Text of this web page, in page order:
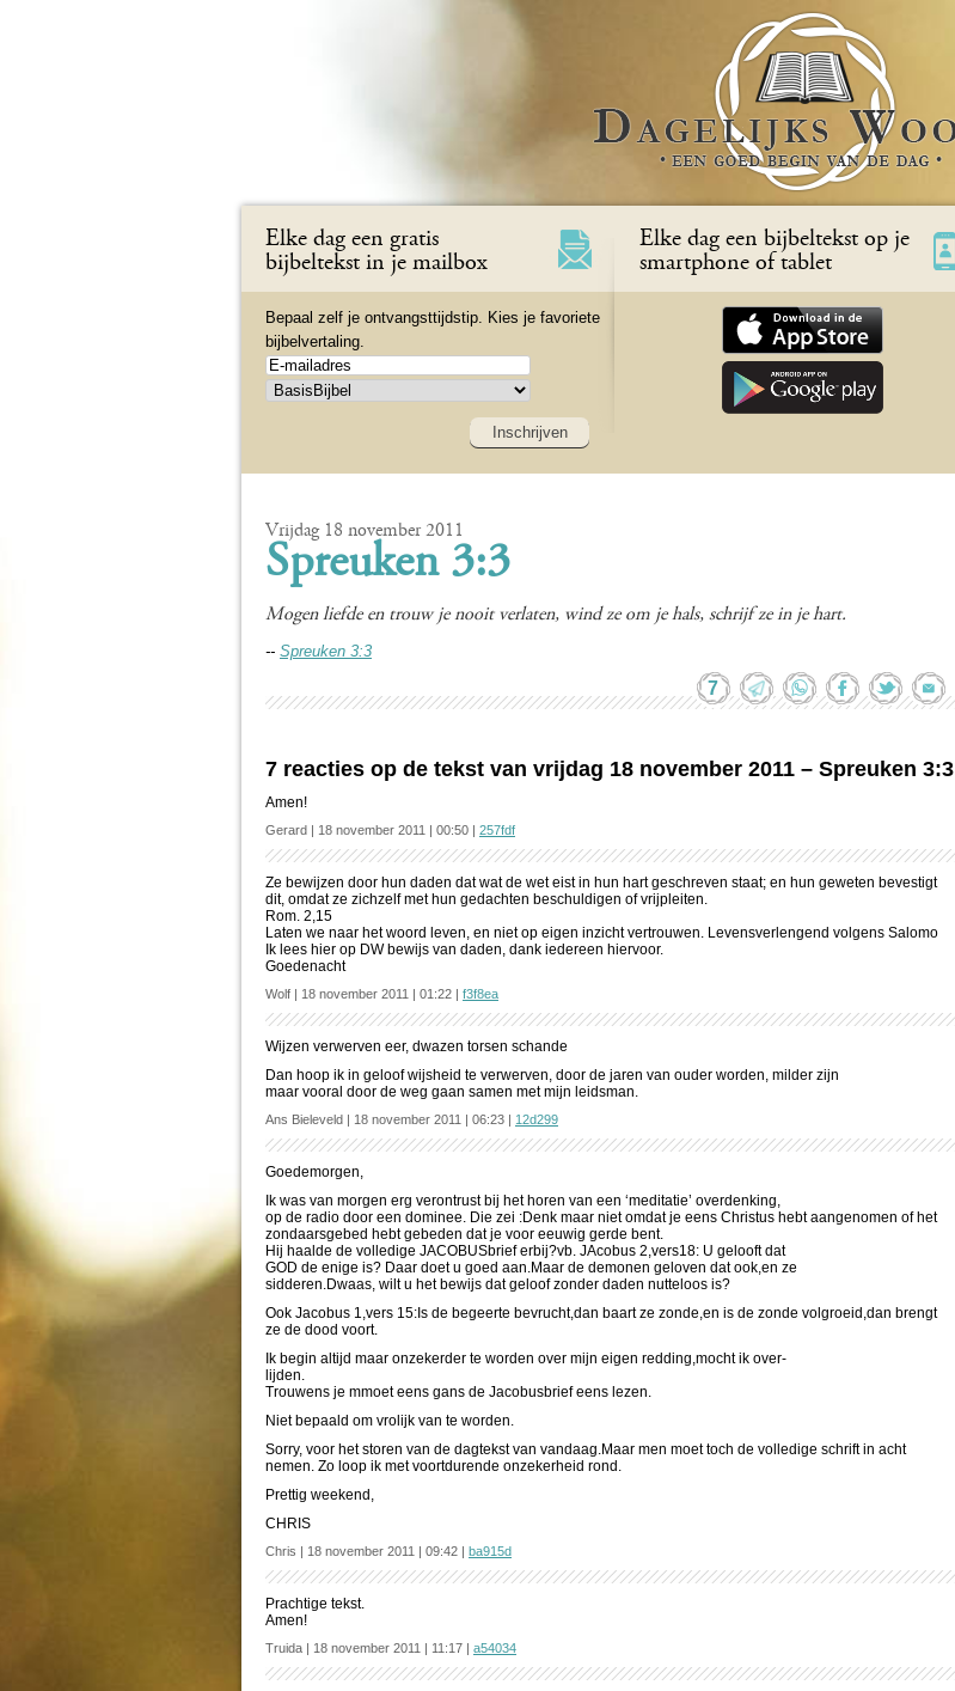
Elke dag een gratis
bijbeltekst in je mailbox
Bepaal zelf je ontvangsttijdstip. Kies je favoriete
bijbelvertaling.
Inschrijven
Elke dag een bijbeltekst op je
smartphone of tablet
Vrijdag 18 november 2011
Spreuken 3:3
Mogen liefde en trouw je nooit verlaten, wind ze om je hals, schrijf ze in je hart.
-- Spreuken 3:3
7
7 reacties op de tekst van vrijdag 18 november 2011 – Spreuken 3:3
Amen!
Gerard | 18 november 2011 | 00:50 | 257fdf
Ze bewijzen door hun daden dat wat de wet eist in hun hart geschreven staat; en hun geweten bevestigt
dit, omdat ze zichzelf met hun gedachten beschuldigen of vrijpleiten.
Rom. 2,15
Laten we naar het woord leven, en niet op eigen inzicht vertrouwen. Levensverlengend volgens Salomo
Ik lees hier op DW bewijs van daden, dank iedereen hiervoor.
Goedenacht
Wolf | 18 november 2011 | 01:22 | f3f8ea
Wijzen verwerven eer, dwazen torsen schande
Dan hoop ik in geloof wijsheid te verwerven, door de jaren van ouder worden, milder zijn
maar vooral door de weg gaan samen met mijn leidsman.
Ans Bieleveld | 18 november 2011 | 06:23 | 12d299
Goedemorgen,
Ik was van morgen erg verontrust bij het horen van een ‘meditatie’ overdenking,
op de radio door een dominee. Die zei :Denk maar niet omdat je eens Christus hebt aangenomen of het
zondaarsgebed hebt gebeden dat je voor eeuwig gerde bent.
Hij haalde de volledige JACOBUSbrief erbij?vb. JAcobus 2,vers18: U gelooft dat
GOD de enige is? Daar doet u goed aan.Maar de demonen geloven dat ook,en ze
sidderen.Dwaas, wilt u het bewijs dat geloof zonder daden nutteloos is?
Ook Jacobus 1,vers 15:Is de begeerte bevrucht,dan baart ze zonde,en is de zonde volgroeid,dan brengt
ze de dood voort.
Ik begin altijd maar onzekerder te worden over mijn eigen redding,mocht ik over-
lijden.
Trouwens je mmoet eens gans de Jacobusbrief eens lezen.
Niet bepaald om vrolijk van te worden.
Sorry, voor het storen van de dagtekst van vandaag.Maar men moet toch de volledige schrift in acht
nemen. Zo loop ik met voortdurende onzekerheid rond.
Prettig weekend,
CHRIS
Chris | 18 november 2011 | 09:42 | ba915d
Prachtige tekst.
Amen!
Truida | 18 november 2011 | 11:17 | a54034